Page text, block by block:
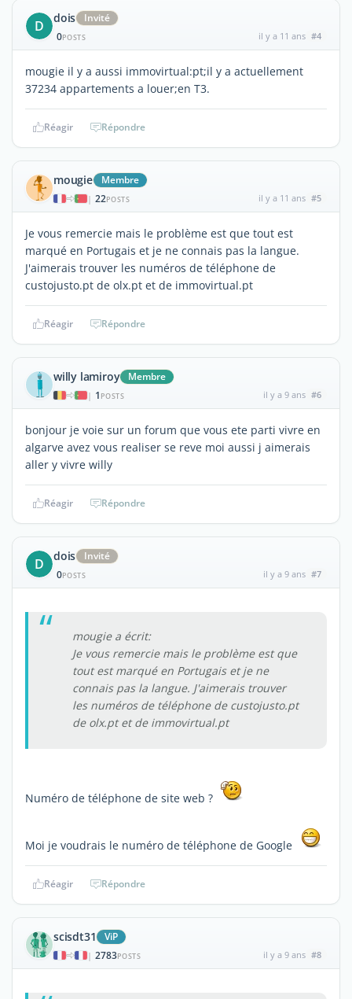
D dois
Invité
0POSTS il y a 11 ans #4
mougie il y a aussi immovirtual:pt;il y a actuellement
37234 appartements a louer;en T3.
Réagir Répondre
mougie Membre
| 22POSTS il y a 11 ans #5
Je vous remercie mais le problème est que tout est
marqué en Portugais et je ne connais pas la langue.
J'aimerais trouver les numéros de téléphone de
custojusto.pt de olx.pt et de immovirtual.pt
Réagir Répondre
willy lamiroy Membre
| 1 POSTS il y a 9 ans #6
bonjour je voie sur un forum que vous ete parti vivre en
algarve avez vous realiser se reve moi aussi j aimerais
aller y vivre willy
Réagir Répondre
D dois
Invité
0POSTS il y a 9 ans #7
mougie a écrit:
Je vous remercie mais le problème est que
tout est marqué en Portugais et je ne
connais pas la langue. J'aimerais trouver
les numéros de téléphone de custojusto.pt
de olx.pt et de immovirtual.pt
Numéro de téléphone de site web ?
Moi je voudrais le numéro de téléphone de Google
Réagir Répondre
scisdt31 ViP
| 2783POSTS il y a 9 ans #8